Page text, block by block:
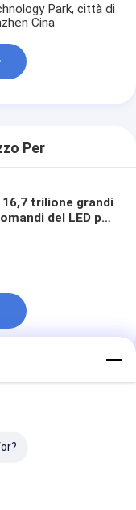
Park, città di
Cina
Per
16,7 trilione grandi
del LED per